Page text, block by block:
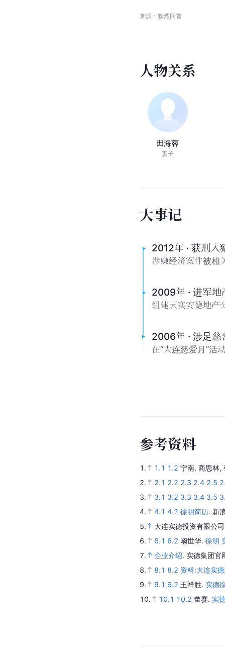
来源：默然回首
人物关系
田海蓉
妻子
大事记
2012年 · 获刑入
涉嫌经济案件被相
2009年 · 进军地
组建天实安德地产
2006年 · 涉足慈
在“大连慈爱月”活
参考资料
1. 1.1 1.2 宁南, 商思林,
2.
2.1 2.2 2.3 2.4 2.5
3.
3.1 3.2 3.3 3.4 3.5
4.
4.1 4.2 徐明简历. 新
5.
大连实德投资有限公
6.
6.1 6.2 阚世华. 徐明
7.
企业介绍. 实德集团官
8.
8.1 8.2 资料:大连实
9.
9.1 9.2 王祥胜. 实德
10.
10.1 10.2 董赛. 实